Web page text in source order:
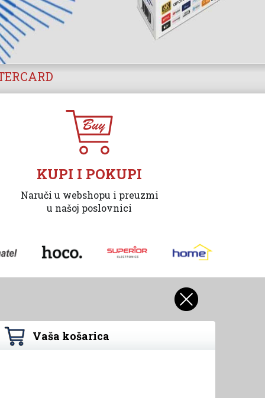
KUPI I POKUPI
Naruči u webshopu i preuzmi
u našoj poslovnici
Vaša košarica